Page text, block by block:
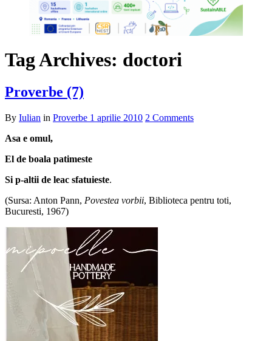
Tag Archives: doctori
Proverbe (7)
By Iulian in Proverbe 1 aprilie 2010 2 Comments
Asa e omul,
El de boala patimeste
Si p-altii de leac sfatuieste.
(Sursa: Anton Pann, Povestea vorbii, Biblioteca pentru toti,
Bucuresti, 1967)